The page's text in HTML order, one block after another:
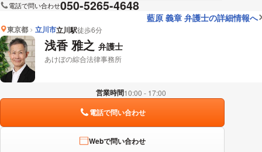
電話で問い合わせ050-5265-4648
藍原 義章 弁護士の詳細情報へ
東京都 立川市立川駅徒歩6分
浅香 雅之 弁護士
あけぼの綜合法律事務所
営業時間10:00 - 17:00
電話で問い合わせ
Webで問い合わせ